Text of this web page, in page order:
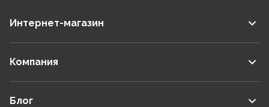
Интернет-магазин
Компания
Блог